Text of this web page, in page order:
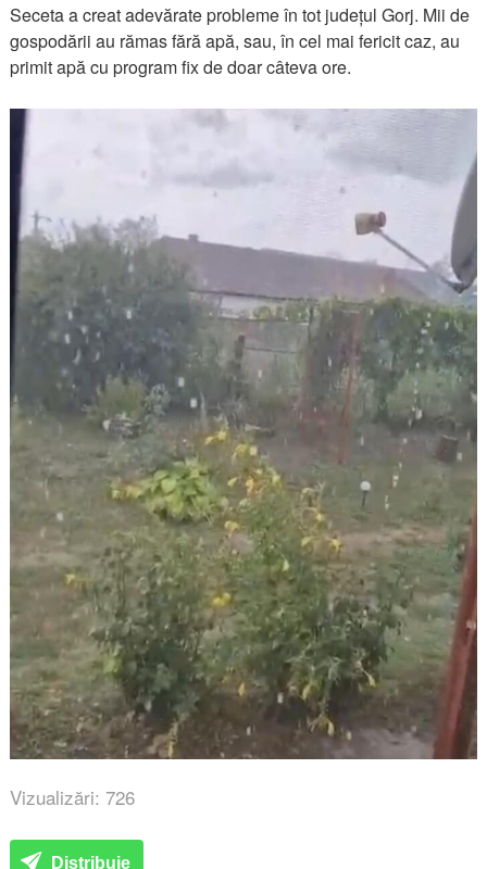
Seceta a creat adevărate probleme în tot județul Gorj. Mii de
gospodării au rămas fără apă, sau, în cel mai fericit caz, au
primit apă cu program fix de doar câteva ore.
Vizualizări: 726
Distribuie